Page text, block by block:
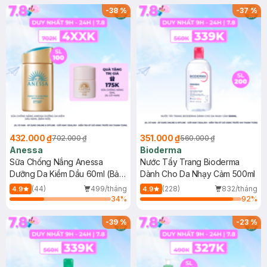
SPF 50+ 20ml (SL Có Hạn)
(SL có hạn)
-38%
432.000 ₫702.000 ₫
Anessa
Sữa Chống Nắng Anessa
Dưỡng Da Kiềm Dầu 60ml (Bản
Mới)
4.9 (44)
499/tháng
34%
-37%
351.000 ₫560.000 ₫
Bioderma
Nước Tẩy Trang Bioderma
Dành Cho Da Nhạy Cảm 500ml
4.9 (228)
832/tháng
92%
-39% -23%